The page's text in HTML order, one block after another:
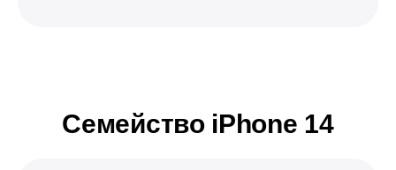
Семейство iPhone 14